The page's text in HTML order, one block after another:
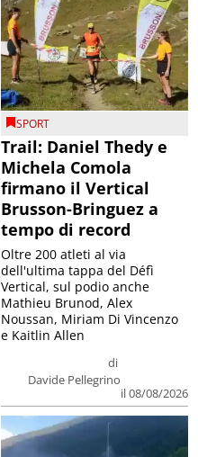
SPORT
Trail: Daniel Thedy e
Michela Comola
firmano il Vertical
Brusson-Bringuez a
tempo di record
di
Davide Pellegrino
il 08/08/2026
Oltre 200 atleti al via
dell'ultima tappa del Défì
Vertical, sul podio anche
Mathieu Brunod, Alex
Noussan, Miriam Di Vincenzo
e Kaitlin Allen